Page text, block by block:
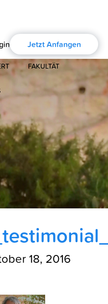
Jetzt Anfangen
FAKULTÄT
Aharon Rosen
18, 2016